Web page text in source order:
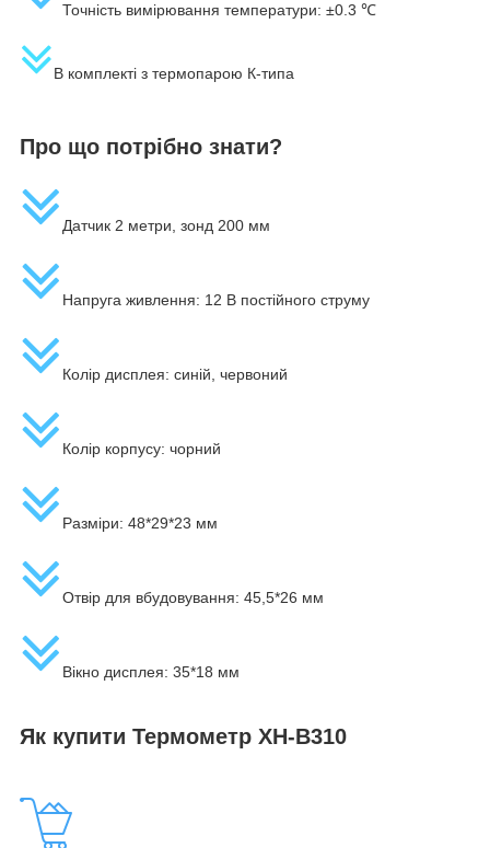
Точність вимірювання температури: ±0.3 ℃
В комплекті з термопарою К-типа
Про що потрібно знати?
Датчик 2 метри, зонд 200 мм
Напруга живлення: 12 В постійного струму
Колір дисплея: синій, червоний
Колір корпусу: чорний
Разміри: 48*29*23 мм
Отвір для вбудовування: 45,5*26 мм
Вікно дисплея: 35*18 мм
Як купити Термометр XH-B310